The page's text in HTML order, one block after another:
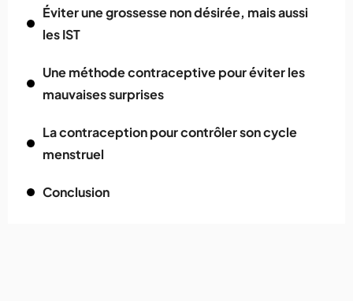
Éviter une grossesse non désirée, mais aussi
les IST
Une méthode contraceptive pour éviter les
mauvaises surprises
La contraception pour contrôler son cycle
menstruel
Conclusion